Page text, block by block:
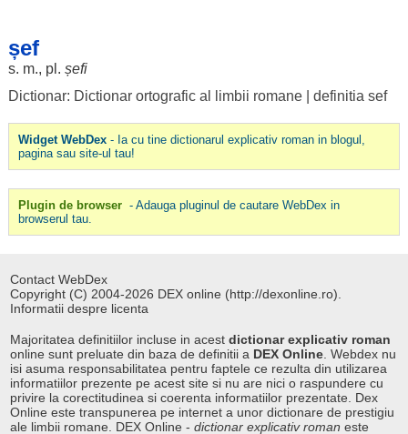
șef
s. m., pl. șefi
Dictionar: Dictionar ortografic al limbii romane| definitia sef
Widget WebDex- Ia cu tine dictionarul explicativ roman in blogul,
pagina sau site-ul tau!
Plugin de browser - Adauga pluginul de cautare WebDex in
browserul tau.
Contact WebDex
Copyright (C) 2004-2026 DEX online (http://dexonline.ro).
Informatii despre licenta
Majoritatea definitiilor incluse in acestdictionar explicativ roman
online sunt preluate din baza de definitii a DEX Online . Webdex nu
isi asuma responsabilitatea pentru faptele ce rezulta din utilizarea
informatiilor prezente pe acest site si nu are nici o raspundere cu
privire la corectitudinea si coerenta informatiilor prezentate. Dex
Online este transpunerea pe internet a unor dictionare de prestigiu
ale limbii romane. DEX Online -dictionar explicativ roman este